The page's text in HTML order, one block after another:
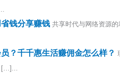
钱分享赚钱 共享时代与网络资源
？千千惠生活赚佣金怎么样？
[…]...